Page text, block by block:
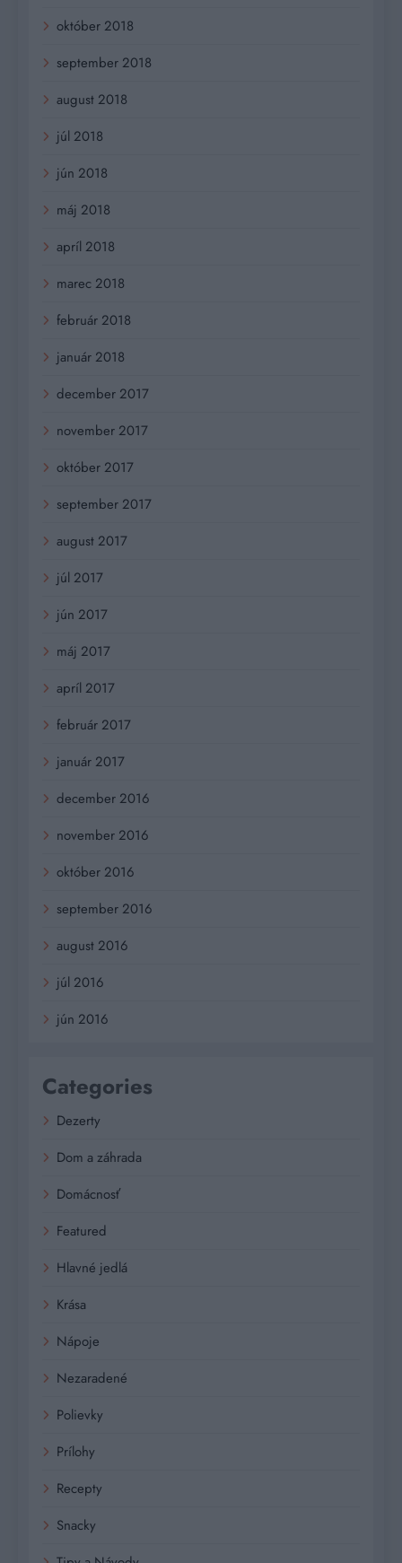
október 2018
september 2018
august 2018
júl 2018
jún 2018
máj 2018
apríl 2018
marec 2018
február 2018
január 2018
december 2017
november 2017
október 2017
september 2017
august 2017
júl 2017
jún 2017
máj 2017
apríl 2017
február 2017
január 2017
december 2016
november 2016
október 2016
september 2016
august 2016
júl 2016
jún 2016
Categories
Dezerty
Dom a záhrada
Domácnosť
Featured
Hlavné jedlá
Krása
Nápoje
Nezaradené
Polievky
Prílohy
Recepty
Snacky